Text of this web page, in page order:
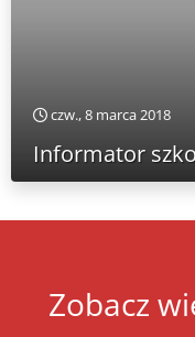
czw., 8 marca 2018
Informator
Zobacz